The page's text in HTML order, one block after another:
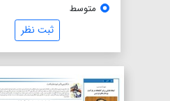
متوسط
ثبت نظر